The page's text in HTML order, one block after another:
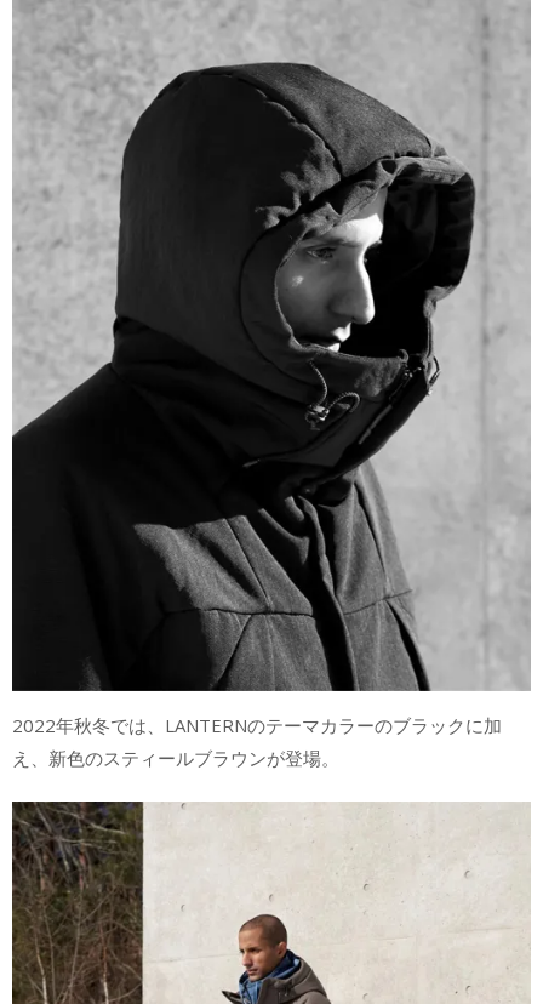
2022年秋冬では、LANTERNのテーマカラーのブラックに加
え、新色のスティールブラウンが登場。